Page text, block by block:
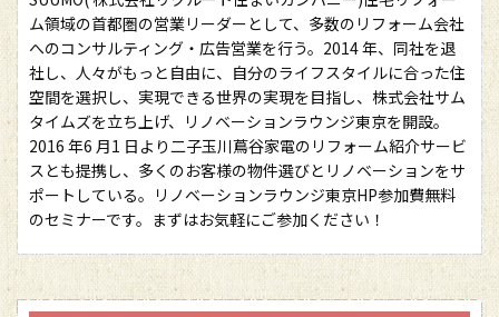
ム領域の首都圏の営業リーダーとして、多数のリフォーム会社
へのコンサルティング・広告営業を行う。2014 年、同社を退
社し、人々がもっと自由に、自分のライフスタイルに合った住
空間を選択し、実現できる世界の実現を目指し、株式会社サム
タイムズを立ち上げ、リノベーションラウンジ東京を開設。
2016 年6 月1 日より二子玉川蔦谷家電のリフォーム紹介サービ
スとも提携し、多くのお客様の物件選びとリノベーションをサ
ポートしている。リノベーションラウンジ東京HP参加費無料
のセミナーです。まずはお気軽にご参加ください！